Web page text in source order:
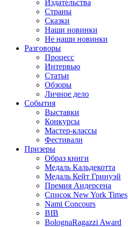
Издательства
Страны
Сказки
Наши новинки
Не наши новинки
Разговоры
Процесс
Интервью
Статьи
Обзоры
Личное дело
События
Выставки
Конкурсы
Мастер-классы
Фестивали
Призеры
Образ книги
Медаль Кальдекотта
Медаль Кейт Гринуэй
Премия Андерсена
Список New York Times
Nami Concours
BIB
BolognaRagazzi Award